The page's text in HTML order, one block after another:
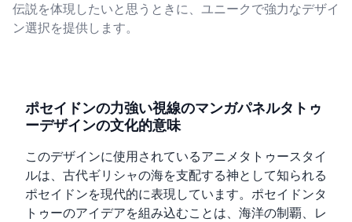
伝説を体現したいと思うときに、ユニークで強力なデザイ
ン選択を提供します。
ポセイドンの力強い視線のマンガパネルタトゥ
ーデザインの文化的意味
このデザインに使用されているアニメタトゥースタイ
ルは、古代ギリシャの海を支配する神として知られる
ポセイドンを現代的に表現しています。ポセイドンタ
トゥーのアイデアを組み込むことは、海洋の制覇、レ